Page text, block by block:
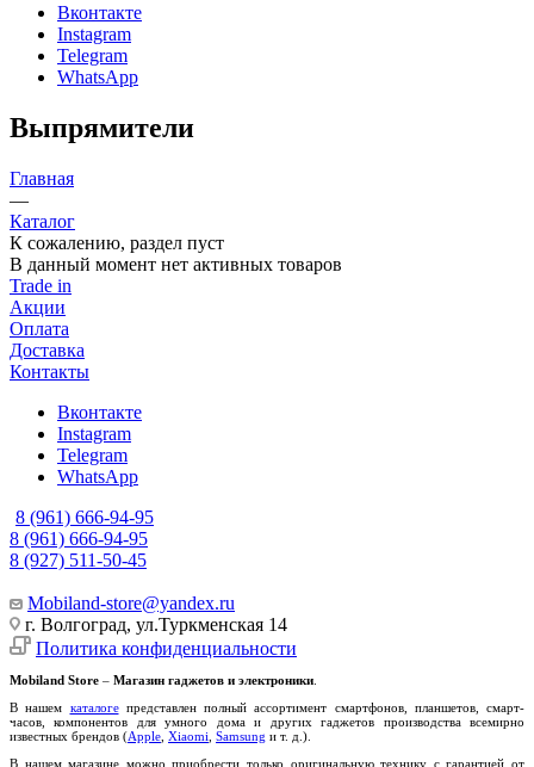
Вконтакте
Instagram
Telegram
WhatsApp
Выпрямители
Главная
—
Каталог
К сожалению, раздел пуст
В данный момент нет активных товаров
Trade in
Акции
Оплата
Доставка
Контакты
Вконтакте
Instagram
Telegram
WhatsApp
8 (961) 666-94-95
8 (961) 666-94-95
8 (927) 511-50-45
Mobiland-store@yandex.ru
г. Волгоград, ул.Туркменская 14
Политика конфиденциальности
Mobiland Store – Магазин гаджетов и электроники
В нашем каталогепредставлен полный ассортимент смартфонов, планшетов, смарт-
часов, компонентов для умного дома и других гаджетов производства всемирно
известных брендов (Apple Xiaomi Samsung и т. д.).
В нашем магазине можно приобрести только оригинальную технику с гарантией от